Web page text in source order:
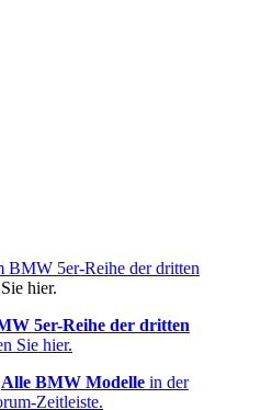
BMW 5er-Reihe der dritten
hier.
5er-Reihe der dritten
Sie hier.
Alle BMW Modelle in der
Zeitleiste.